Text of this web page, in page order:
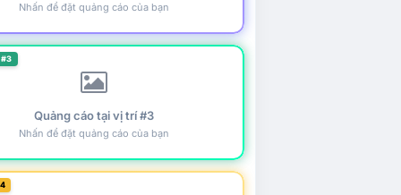
Nhấn để đặt quảng cáo của bạn
Quảng cáo tại vị trí #3
Nhấn để đặt quảng cáo của bạn